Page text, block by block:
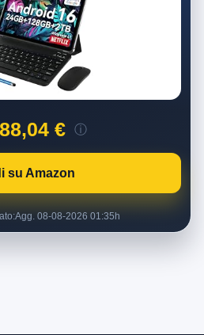
€ ⓘ
su Amazon
Agg. 08-08-2026 01:35h